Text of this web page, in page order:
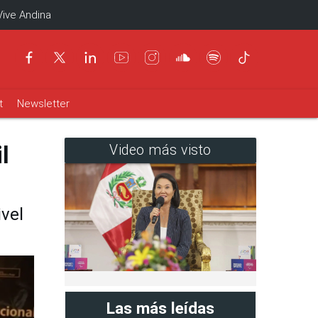
Andina
Newsletter
Video más visto
Las más leídas